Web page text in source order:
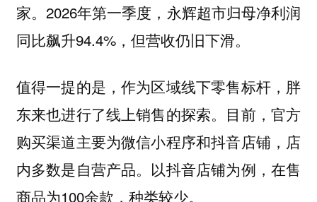
家。2026年第一季度，永辉超市归母净利润
同比飙升94.4%，但营收仍旧下滑。
值得一提的是，作为区域线下零售标杆，胖
东来也进行了线上销售的探索。目前，官方
购买渠道主要为微信小程序和抖音店铺，店
内多数是自营产品。以抖音店铺为例，在售
商品为100余款，种类较少。